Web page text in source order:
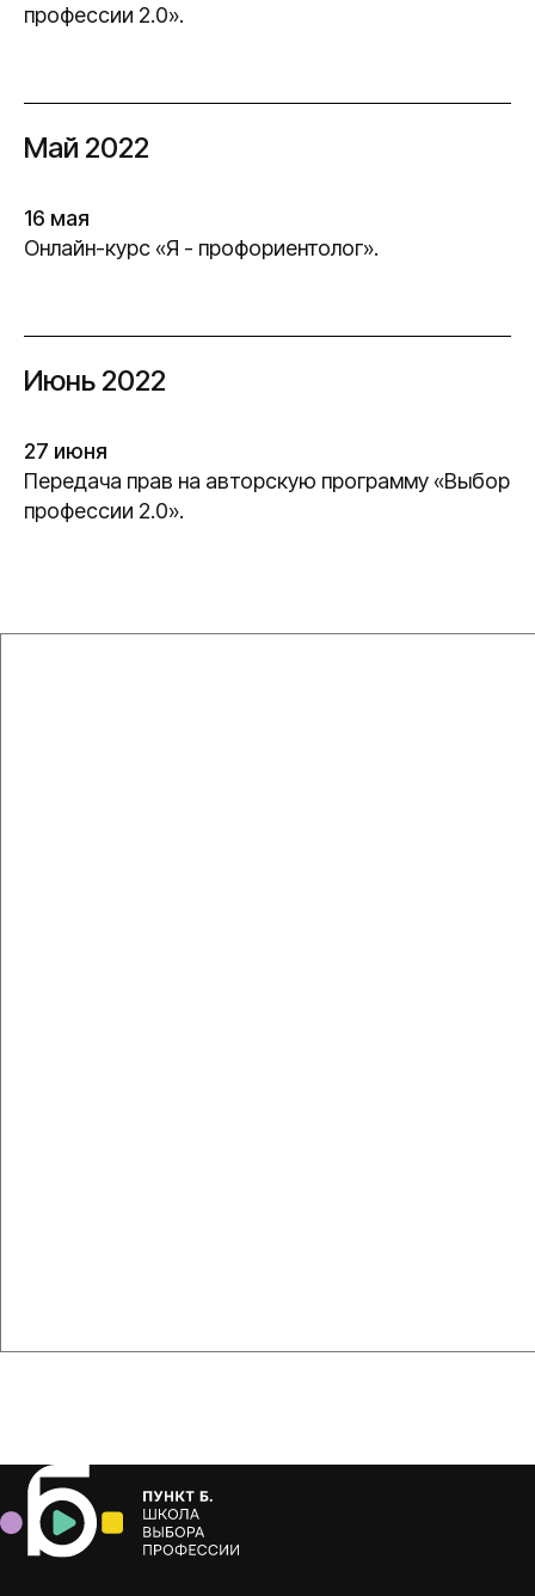
профессии 2.0».
Май 2022
16 мая
Онлайн-курс «Я - профориентолог».
Июнь 2022
27 июня
Передача прав на авторскую программу «Выбор
профессии 2.0».